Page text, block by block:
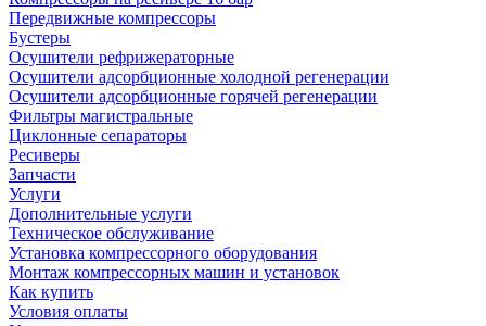
Передвижные компрессоры
Бустеры
Осушители рефрижераторные
Осушители адсорбционные холодной регенерации
Осушители адсорбционные горячей регенерации
Фильтры магистральные
Циклонные сепараторы
Ресиверы
Запчасти
Услуги
Дополнительные услуги
Техническое обслуживание
Установка компрессорного оборудования
Монтаж компрессорных машин и установок
Как купить
Условия оплаты